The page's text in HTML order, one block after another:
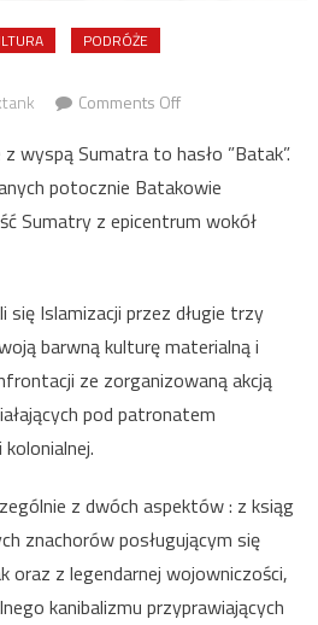
PODRÓŻE
Comments Offon
SUMATRA
wyspą Sumatra to hasło ”Batak”.
potocznie Batakowie
Sumatry z epicentrum wokół
się Islamizacji przez długie trzy
barwną kulturę materialną i
ze zorganizowaną akcją
pod patronatem
z dwóch aspektów : z ksiąg
znachorów posługującym się
oraz z legendarnej wojowniczości,
kanibalizmu przyprawiających